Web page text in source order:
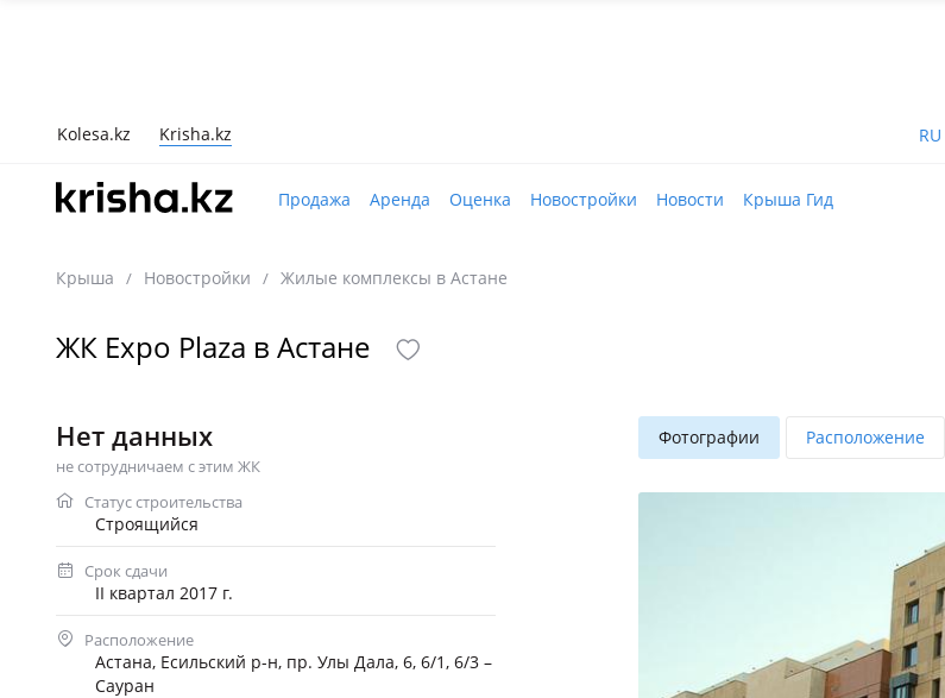
Kolesa.kz Krisha.kz RU
Продажа Аренда Оценка Новостройки Новости Крыша Гид
Крыша / Новостройки / Жилые комплексы в Астане
ЖК Expo Plaza в Астане
Нет данных
не сотрудничаем с этим ЖК
Статус строительства
Строящийся
Срок сдачи
II квартал 2017 г.
Расположение
Астана, Есильский р-н, пр. Улы Дала, 6, 6/1, 6/3 –
Сауран
Фотографии Расположение